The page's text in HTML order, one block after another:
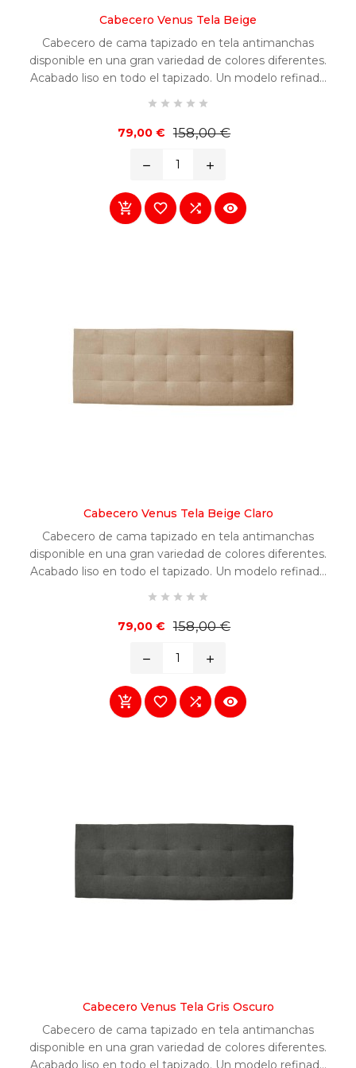
Cabecero Venus Tela Beige
Cabecero de cama tapizado en tela antimanchas
disponible en una gran variedad de colores diferentes.
Acabado liso en todo el tapizado. Un modelo refinado
    
79,00 € 158,00 €
remove add
   
Cabecero Venus Tela Beige Claro
Cabecero de cama tapizado en tela antimanchas
disponible en una gran variedad de colores diferentes.
Acabado liso en todo el tapizado. Un modelo refinado
    
79,00 € 158,00 €
remove add
   
Cabecero Venus Tela Gris Oscuro
Cabecero de cama tapizado en tela antimanchas
disponible en una gran variedad de colores diferentes.
Acabado liso en todo el tapizado. Un modelo refinado